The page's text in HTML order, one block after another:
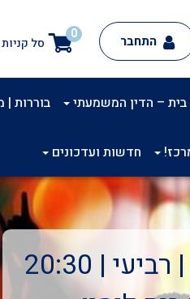
0
סל קניות התחבר
בית – הדין המשמעתי בוררות |
חדשות ועדכונים
אמא | 4.2.26 | רביעי | 20:30